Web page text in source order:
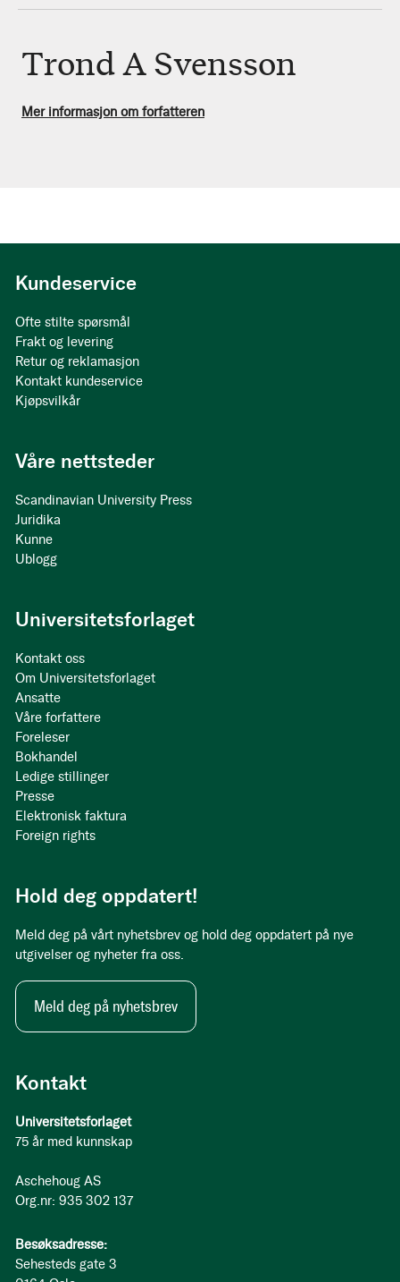
Trond A Svensson
Mer informasjon om forfatteren
Kontakt
Universitetsforlaget
75 år med kunnskap
Aschehoug AS
Org.nr: 935 302 137
Besøksadresse:
Sehesteds gate 3
Kundeservice
Ofte stilte spørsmål
Frakt og levering
Retur og reklamasjon
Kontakt kundeservice
Kjøpsvilkår
Våre nettsteder
Scandinavian University Press
Juridika
Kunne
Ublogg
Universitetsforlaget
Kontakt oss
Om Universitetsforlaget
Ansatte
Våre forfattere
Foreleser
Bokhandel
Ledige stillinger
Presse
Elektronisk faktura
Foreign rights
Hold deg oppdatert!
Meld deg på vårt nyhetsbrev og hold deg oppdatert på nye
utgivelser og nyheter fra oss.
Meld deg på nyhetsbrev